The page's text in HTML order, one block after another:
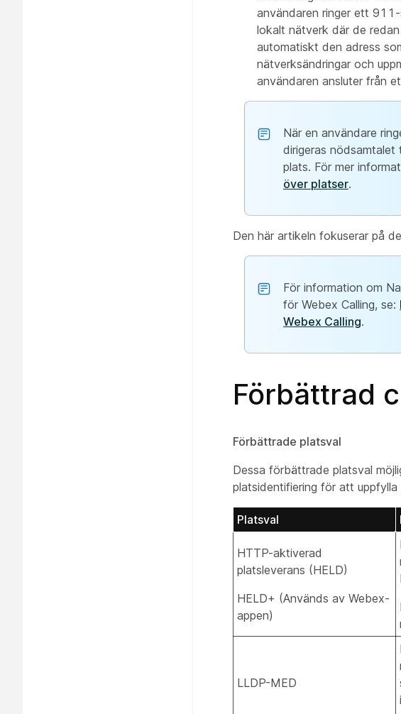
användaren ringer ett
lokalt nätverk där de
automatiskt den adress
nätverksändringar och
användaren ansluter från
När en användare
dirigeras nödsamtalet
plats. För mer
över platser.
Den här artikeln fokuserar på
För information om
för Webex Calling, se:
Webex Calling.
Förbättrad
Förbättrade platsval
Dessa förbättrade platsval
platsidentifiering för att
Platsval
HTTP-aktiverad
platsleverans (HELD)
HELD+ (Används av Webex-
appen)
LLDP-MED